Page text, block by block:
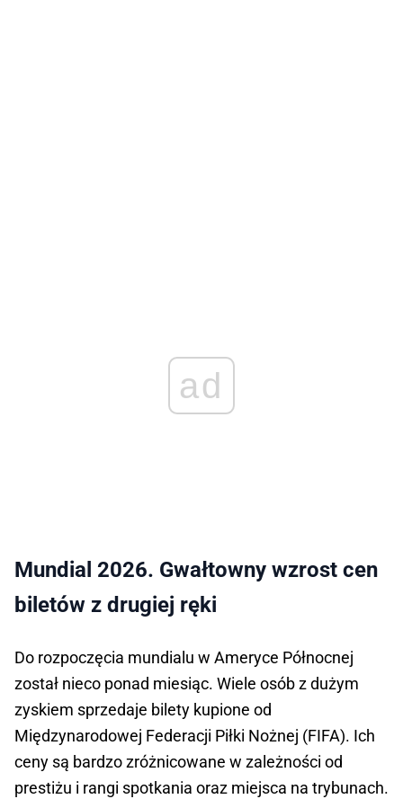
ad
Mundial 2026. Gwałtowny wzrost cen
biletów z drugiej ręki
Do rozpoczęcia mundialu w Ameryce Północnej
został nieco ponad miesiąc. Wiele osób z dużym
zyskiem sprzedaje bilety kupione od
Międzynarodowej Federacji Piłki Nożnej (FIFA). Ich
ceny są bardzo zróżnicowane w zależności od
prestiżu i rangi spotkania oraz miejsca na trybunach.